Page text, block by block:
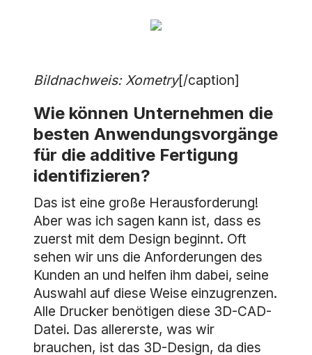
Bildnachweis: Xometry[/caption]
Wie können Unternehmen die
besten Anwendungsvorgänge
für die additive Fertigung
identifizieren?
Das ist eine große Herausforderung!
Aber was ich sagen kann ist, dass es
zuerst mit dem Design beginnt. Oft
sehen wir uns die Anforderungen des
Kunden an und helfen ihm dabei, seine
Auswahl auf diese Weise einzugrenzen.
Alle Drucker benötigen diese 3D-CAD-
Datei. Das allererste, was wir
brauchen, ist das 3D-Design, da dies